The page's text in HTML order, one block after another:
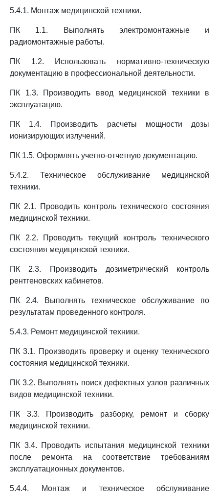
5.4.1. Монтаж медицинской техники.
ПК 1.1. Выполнять электромонтажные и
радиомонтажные работы.
ПК 1.2. Использовать нормативно-техническую
документацию в профессиональной деятельности.
ПК 1.3. Производить ввод медицинской техники в
эксплуатацию.
ПК 1.4. Производить расчеты мощности дозы
ионизирующих излучений.
ПК 1.5. Оформлять учетно-отчетную документацию.
5.4.2. Техническое обслуживание медицинской
техники.
ПК 2.1. Проводить контроль технического состояния
медицинской техники.
ПК 2.2. Проводить текущий контроль технического
состояния медицинской техники.
ПК 2.3. Производить дозиметрический контроль
рентгеновских кабинетов.
ПК 2.4. Выполнять техническое обслуживание по
результатам проведенного контроля.
5.4.3. Ремонт медицинской техники.
ПК 3.1. Производить проверку и оценку технического
состояния медицинской техники.
ПК 3.2. Выполнять поиск дефектных узлов различных
видов медицинской техники.
ПК 3.3. Производить разборку, ремонт и сборку
медицинской техники.
ПК 3.4. Проводить испытания медицинской техники
после ремонта на соответствие требованиям
эксплуатационных документов.
5.4.4. Монтаж и техническое обслуживание